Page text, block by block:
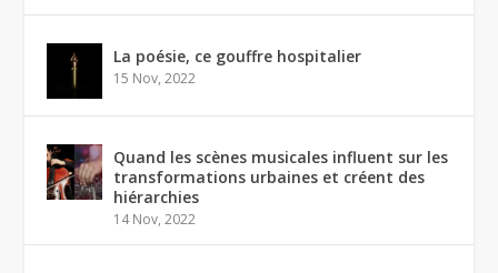
La poésie, ce gouffre hospitalier
15 Nov, 2022
Quand les scènes musicales influent sur les
transformations urbaines et créent des
hiérarchies
14 Nov, 2022